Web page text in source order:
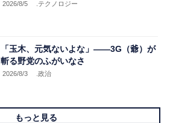
2026/8/5 .テクノロジー
「玉木、元気ないよな」――3G（爺）が
斬る野党のふがいなさ
2026/8/3 .政治
もっと見る